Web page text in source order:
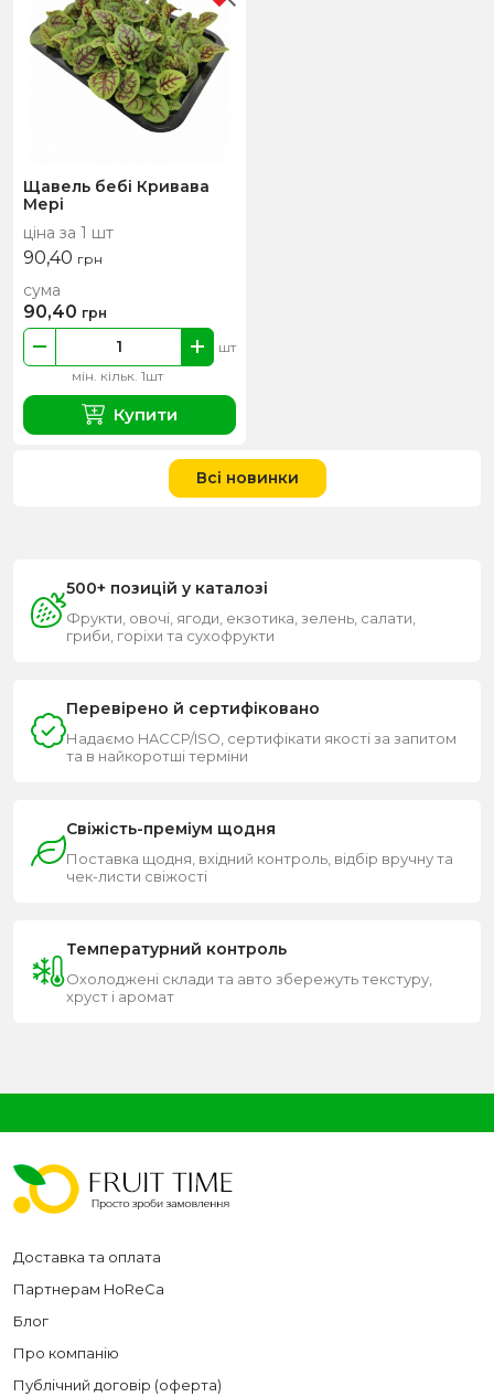
Щавель бебі Кривава
Мері
ціна за 1 шт
90,40 грн
мін. кільк. 1шт
шт
сума
90,40 грн
Купити
Всі новинки
500+ позицій у каталозі
Фрукти, овочі, ягоди, екзотика, зелень, салати,
гриби, горіхи та сухофрукти
Перевірено й сертифіковано
Надаємо HACCP/ISO, сертифікати якості за запитом
та в найкоротші терміни
Свіжість-преміум щодня
Поставка щодня, вхідний контроль, відбір вручну та
чек-листи свіжості
Температурний контроль
Охолоджені склади та авто збережуть текстуру,
хруст і аромат
Доставка та оплата
Партнерам HoReCa
Блог
Про компанію
Публічний договір (оферта)